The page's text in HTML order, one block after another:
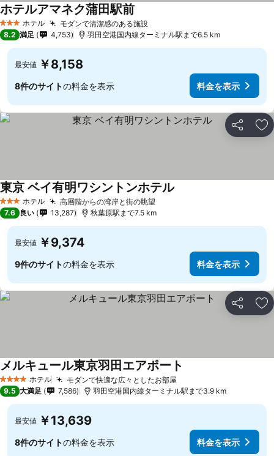
3 ホテルのランク
ホテル モダンで清潔感のある施設
ホテルアマネク蒲田駅前
8.2 満足 4,753 羽田空港国内線ターミナル駅まで6.5 km
最安値 ￥8,158
8件のサイトの料金を表示 料金を表示
シェア お
3 ホテルのランク
ホテル 高層階からの湾岸と街の眺望
東京 ベイ有明ワシントンホテル
7.6 良い 13,287 秋葉原駅まで7.5 km
最安値 ￥9,374
9件のサイトの料金を表示 料金を表示
シェア お
4 ホテルのランク
ホテル モダンで快適な広々としたお部屋
メルキュール東京羽田エアポート
9.5 大満足 7,586 羽田空港国内線ターミナル駅まで3.9 km
最安値 ￥13,639
8件のサイトの料金を表示 料金を表示